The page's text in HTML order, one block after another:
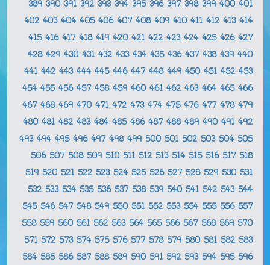
389 390 391 392 393 394 395 396 397 398 399 400 401
402 403 404 405 406 407 408 409 410 411 412 413 414
415 416 417 418 419 420 421 422 423 424 425 426 427
428 429 430 431 432 433 434 435 436 437 438 439 440
441 442 443 444 445 446 447 448 449 450 451 452 453
454 455 456 457 458 459 460 461 462 463 464 465 466
467 468 469 470 471 472 473 474 475 476 477 478 479
480 481 482 483 484 485 486 487 488 489 490 491 492
493 494 495 496 497 498 499 500 501 502 503 504 505
506 507 508 509 510 511 512 513 514 515 516 517 518
519 520 521 522 523 524 525 526 527 528 529 530 531
532 533 534 535 536 537 538 539 540 541 542 543 544
545 546 547 548 549 550 551 552 553 554 555 556 557
558 559 560 561 562 563 564 565 566 567 568 569 570
571 572 573 574 575 576 577 578 579 580 581 582 583
584 585 586 587 588 589 590 591 592 593 594 595 596